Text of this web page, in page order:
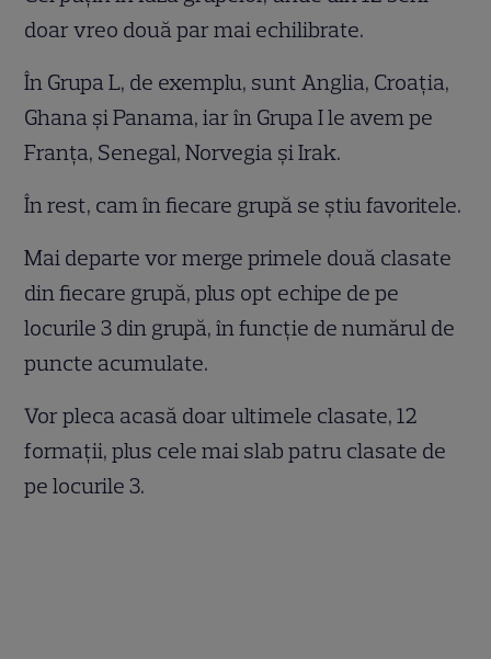
doar vreo două par mai echilibrate.
În Grupa L, de exemplu, sunt Anglia, Croația,
Ghana și Panama, iar în Grupa I le avem pe
Franța, Senegal, Norvegia și Irak.
În rest, cam în fiecare grupă se știu favoritele.
Mai departe vor merge primele două clasate
din fiecare grupă, plus opt echipe de pe
locurile 3 din grupă, în funcție de numărul de
puncte acumulate.
Vor pleca acasă doar ultimele clasate, 12
formații, plus cele mai slab patru clasate de
pe locurile 3.